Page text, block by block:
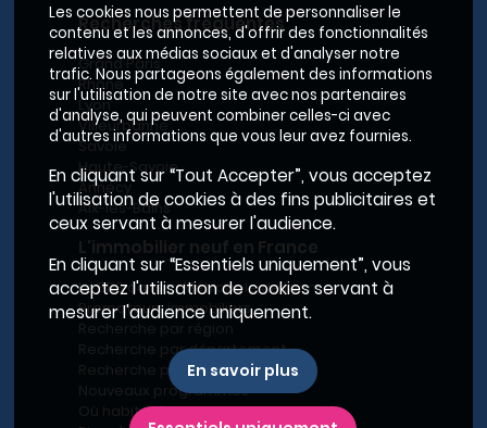
Recherches fréquentes
Grand Paris
Rhône
Lyon
Villeurbanne
Savoie
Haute-Savoie
Annecy
Aix-les-Bains
Le BRS dans la Métropole de Lyon
Promoteurs immobiliers
Recherche par département
Recherche par ville
Nouveaux programmes
Où habiter à Marseille ?
Les cookies nous permettent de personnaliser le
contenu et les annonces, d'offrir des fonctionnalités
relatives aux médias sociaux et d'analyser notre
trafic. Nous partageons également des informations
sur l'utilisation de notre site avec nos partenaires
d'analyse, qui peuvent combiner celles-ci avec
d'autres informations que vous leur avez fournies.
En cliquant sur “Tout Accepter”, vous acceptez
l'utilisation de cookies à des fins publicitaires et
ceux servant à mesurer l'audience.
En cliquant sur “Essentiels uniquement”, vous
acceptez l'utilisation de cookies servant à
mesurer l'audience uniquement.
En savoir plus